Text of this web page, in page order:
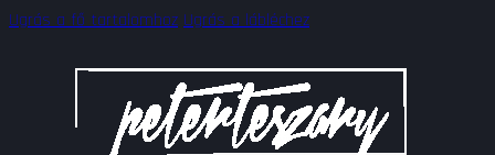
Ugrás a fő tartalomhoz Ugrás a lábléchez